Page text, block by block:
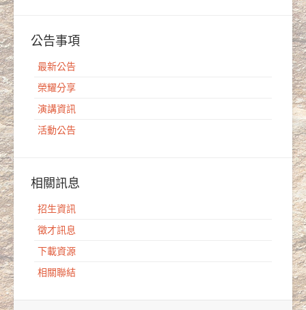
公告事項
最新公告
榮耀分享
演講資訊
活動公告
相關訊息
招生資訊
徵才訊息
下載資源
相關聯結